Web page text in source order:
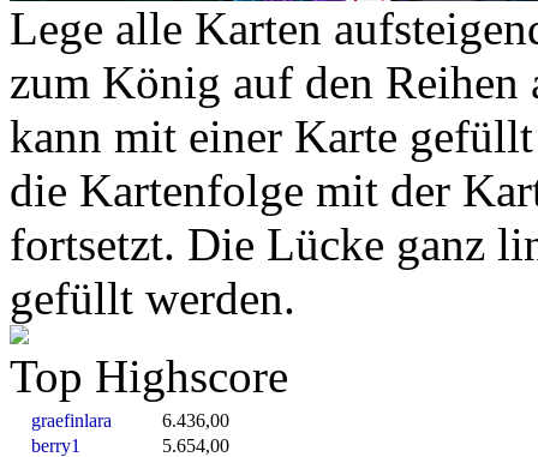
Lege alle Karten
zum König auf den Reihen
kann mit einer Karte
die Kartenfolge mit der
fortsetzt. Die Lücke ganz
gefüllt werden.
Top Highscore
graefinlara
6.436,00
berry1
5.654,00